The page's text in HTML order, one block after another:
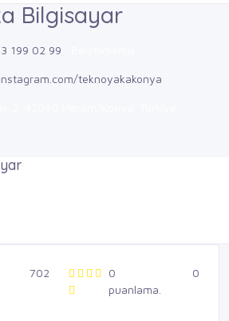
Bilgisayar
199 02 99
teknoyakakonya
702
0
puanlama.
0